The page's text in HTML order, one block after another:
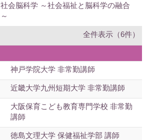
社会脳科学 ～社会福祉と脳科学の融合
～
全件表示（6件）
神戸学院大学 非常勤講師
近畿大学九州短期大学 非常勤講師
大阪保育こども教育専門学校 非常勤
講師
徳島文理大学 保健福祉学部 講師